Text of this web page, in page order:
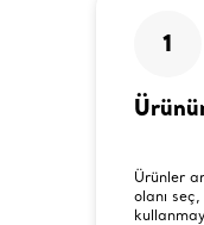
1
Ürünler
olanı